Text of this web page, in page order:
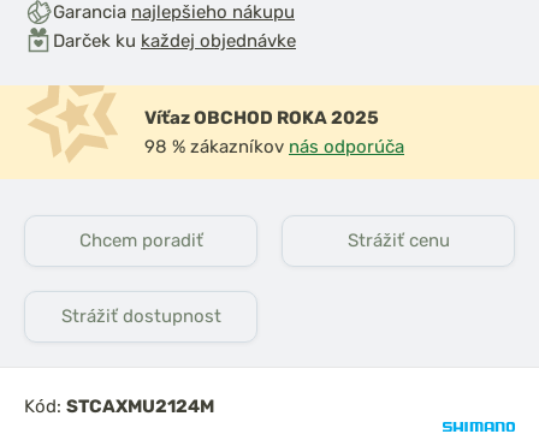
Garancia najlepšieho nákupu
Darček ku každej objednávke
Víťaz OBCHOD ROKA 2025
98 % zákazníkov nás odporúča
Chcem poradiť Strážiť cenu
Strážiť dostupnost
Kód: STCAXMU2124M